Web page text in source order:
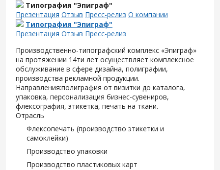
Типография "Эпиграф"
Презентация Отзыв Пресс-релиз О компании
Типография "Эпиграф"
Презентация Отзыв Пресс-релиз
Производственно-типографский комплекс «Эпиграф»
на протяжении 14ти лет осуществляет комплексное
обслуживание в сфере дизайна, полиграфии,
производства рекламной продукции.
Направления:полиграфия от визитки до каталога,
упаковка, персонализация бизнес-сувениров,
флексография, этикетка, печать на ткани.
Отрасль
Флексопечать (производство этикетки и
самоклейки)
Производство упаковки
Производство пластиковых карт